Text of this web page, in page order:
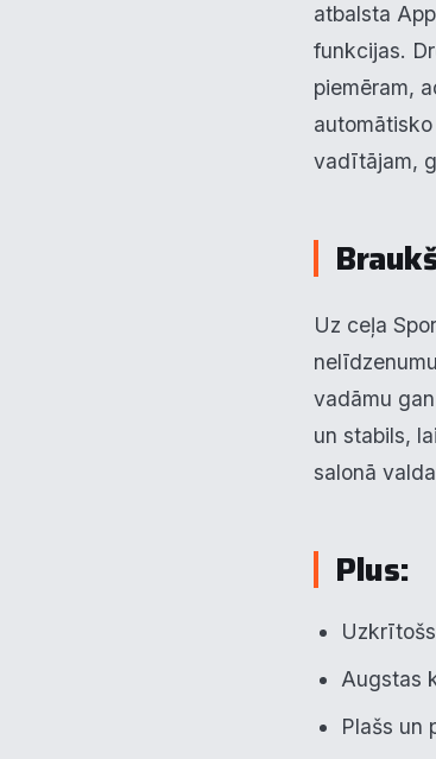
atbalsta
funkcijas.
piemēram,
vadītājam,
Uz ceļa
vadāmu
un stabils,
salonā
Plus:
Augstas
Plašs un